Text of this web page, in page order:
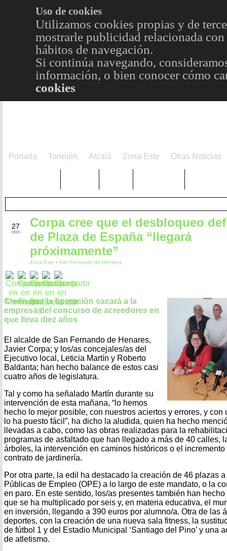
Uso de cookies
Utilizamos cookies propias y de
mostrarle publicidad relacionada
hábitos de navegación.
Si continúa navegando,
información, o bien conocer cómo
cookies
Portada Torrejón Alcalá Zona Este Otras Noticias
27
2023
Corpa cree que el desbloqueo
de Plaza de España “llegará
próximamente”
Zona Este - San Fernando de Henares
Creen que la operación sacará a la
empresa del concurso de acreedores en
que lleva diez años
El alcalde de San Fernando de Henares,
Javier Corpa; y los/as concejales/as del
Ejecutivo local, Leticia Martín y Roberto
Baldanta; han hecho balance de estos casi
cuatro años de legislatura.
Tal y como ha señalado Martín durante su
intervención de esta mañana, “lo hemos
hecho lo mejor posible, con nuestros aciertos y errores, y
lo ha puesto fácil”, ha dicho la aludida, quien ha hecho
llevadas a cabo, como las obras realizadas para la
programas de asfaltado que han llegado a más de 40 calles,
árboles, la intervención en caminos históricos o el
contrato de jardinería.
Por otra parte, la edil ha destacado la creación de 46 plazas
Públicas de Empleo (OPE) a lo largo de este mandato, o la
en paro. En este sentido, los/as presentes también han
que se ha multiplicado por seis y, en materia educativa, el
en inversión, llegando a 390 euros por alumno/a. Otra de las
deportes, con la creación de una nueva sala fitness, la
de fútbol 1 y del Estadio Municipal ‘Santiago del Pino’ y una
de atletismo.